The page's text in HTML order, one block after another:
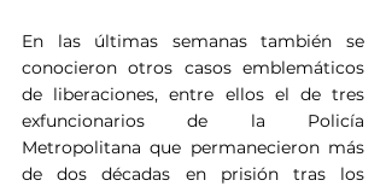
En las últimas semanas también se
conocieron otros casos emblemáticos
de liberaciones, entre ellos el de tres
exfuncionarios de la Policía
Metropolitana que permanecieron más
de dos décadas en prisión tras los